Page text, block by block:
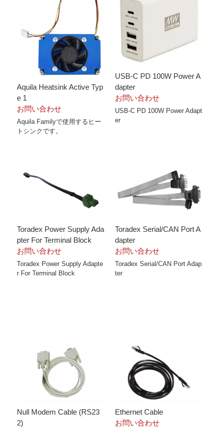
Aquila Heatsink Active Typ
e 1
お問い合わせ
Aquila Familyで使用するヒー
トシンクです。
USB-C PD 100W Power A
dapter
お問い合わせ
USB-C PD 100W Power Adapt
er
Toradex Power Supply Ada
pter For Terminal Block
お問い合わせ
Toradex Power Supply Adapte
r For Terminal Block
Toradex Serial/CAN Port A
dapter
お問い合わせ
Toradex Serial/CAN Port Adap
ter
Null Modem Cable (RS23
2)
Ethernet Cable
お問い合わせ